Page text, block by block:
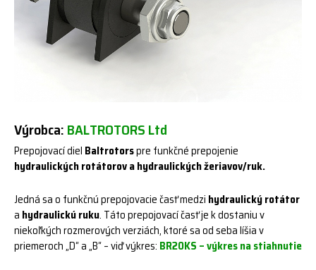
Výrobca:BALTROTORS Ltd
Prepojovací diel Baltrotorspre funkčné prepojenie
hydraulických rotátorov a hydraulických žeriavov/ruk.
Jedná sa o funkčnú prepojovacie časť medzi hydraulický rotátor
a hydraulickú ruku. Táto prepojovací časť je k dostaniu v
niekoľkých rozmerových verziách, ktoré sa od seba líšia v
priemeroch „D“ a „B“ – viď výkres: BR20KS – výkres na stiahnutie